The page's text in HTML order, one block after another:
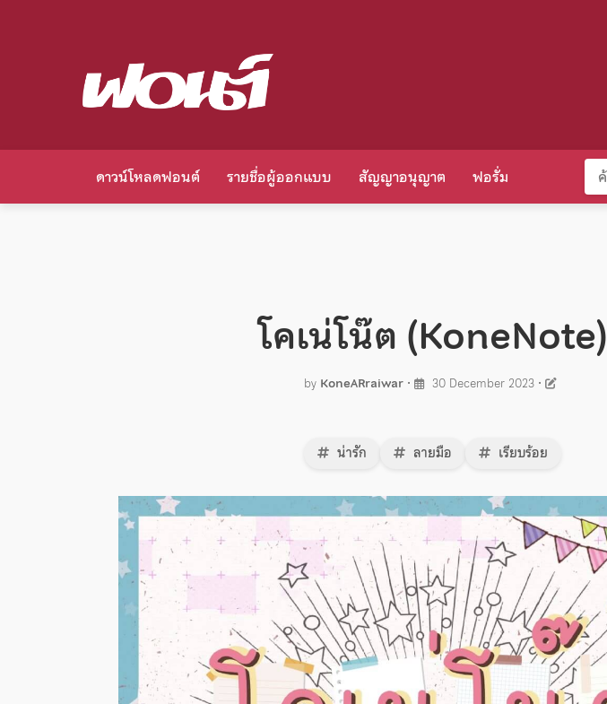
ดาวน์โหลดฟอนต์ รายชื่อผู้ออกแบบ สัญญาอนุญาต ฟอรั่ม
โคเน่โน๊ต (KoneNote)
by KoneARraiwar• 30 December 2023•
น่ารัก ลายมือ เรียบร้อย